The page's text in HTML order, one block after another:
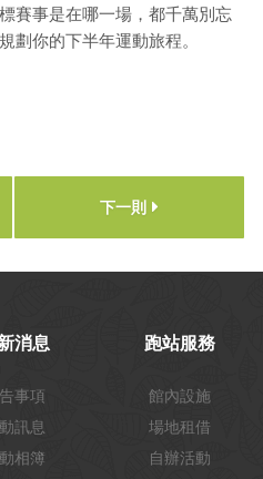
賽事是在哪一場，都千萬別忘
劃你的下半年運動旅程。
下一則
消息
事項
訊息
相簿
跑站服務
館內設施
場地租借
自辦活動